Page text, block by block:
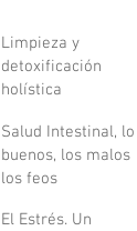
Limpieza y
detoxificación
holística
Salud Intestinal, los
buenos, los malos …
los feos
El Estrés. Un